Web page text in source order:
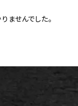
ませんでした。